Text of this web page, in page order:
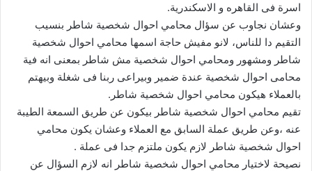
اسرة فى القاهره و الاسكندرية.
وعشان نجاوب عن سؤال محامي احوال شخصية شاطر بنسيب
التقيم دا للناس، لانو مفيش حاجة اسمها محامي احوال شخصية
شاطر ومشهور ومحامي احوال شخصية مش شاطر بمعنى انه فية
محامى احوال شخصية عندة ضمير وبيراعى ربنا فى شغلة وبيهتم
بالعملاء هيكون محامي احوال شخصية شاطر.
تقيم محامي احوال شخصية شاطر بيكون عن طريق السمعة الطيبة
عنه ،وعن طريق عملة السابق مع العملاء وعشان يكون محامي
احوال شخصية شاطر لازم يكون ملتزم جدا فى عملة .
نصيحة لاختيار محامي احوال شخصية شاطر انه لازم السؤال عن